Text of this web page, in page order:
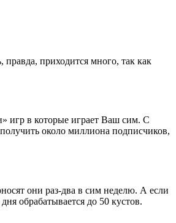
приходится много, так как
игр в которые играет Ваш сим. С
около миллиона подписчиков,
они раз-два в сим неделю. А если
обрабатывается до 50 кустов.